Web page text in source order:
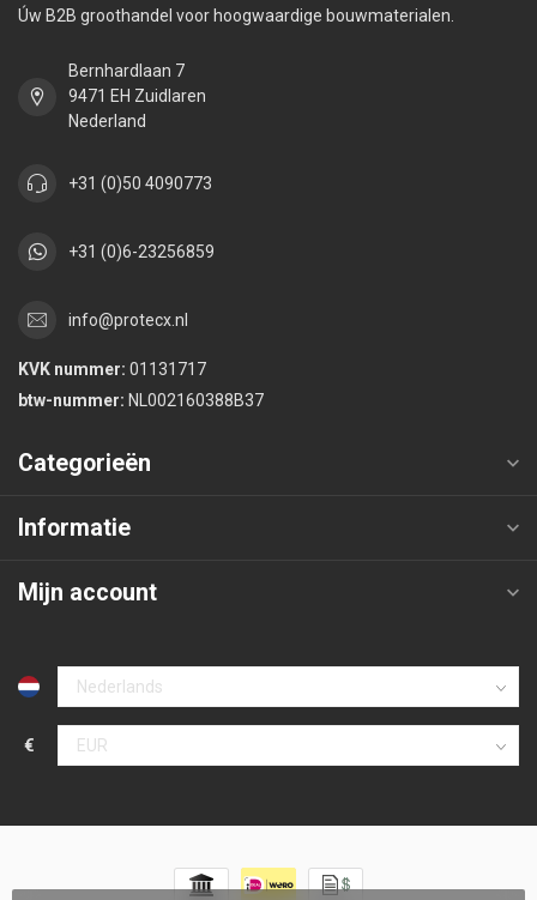
Úw B2B groothandel voor hoogwaardige bouwmaterialen.
Bernhardlaan 7
9471 EH Zuidlaren
Nederland
+31 (0)50 4090773
+31 (0)6-23256859
info@protecx.nl
KVK nummer: 01131717
btw-nummer: NL002160388B37
Categorieën
Informatie
Mijn account
€